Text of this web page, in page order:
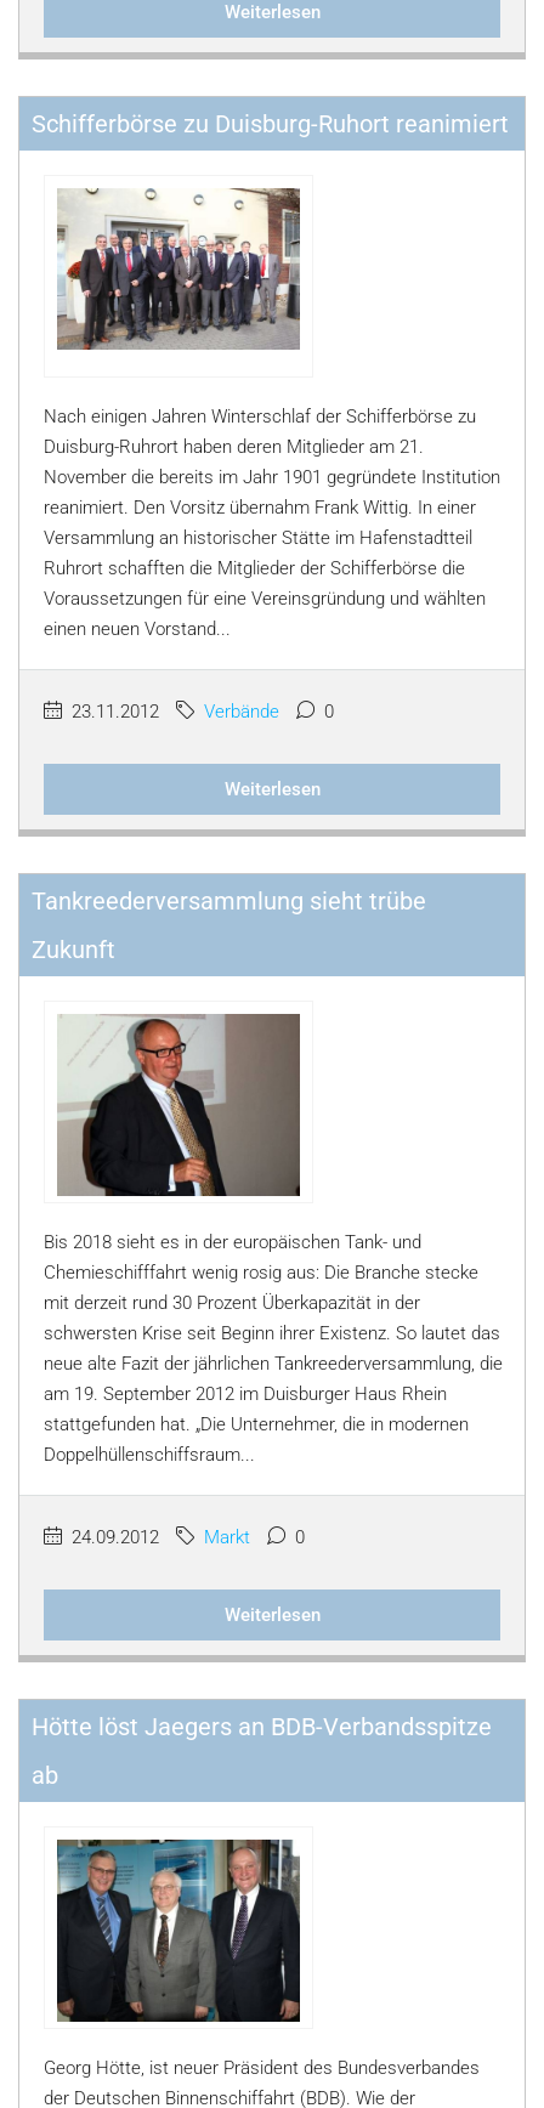
Weiterlesen
Schifferbörse zu Duisburg-Ruhort reanimiert
Nach einigen Jahren Winterschlaf der Schifferbörse zu
Duisburg-Ruhrort haben deren Mitglieder am 21.
November die bereits im Jahr 1901 gegründete Institution
reanimiert. Den Vorsitz übernahm Frank Wittig. In einer
Versammlung an historischer Stätte im Hafenstadtteil
Ruhrort schafften die Mitglieder der Schifferbörse die
Voraussetzungen für eine Vereinsgründung und wählten
einen neuen Vorstand...
23.11.2012 Verbände 0
Weiterlesen
Tankreederversammlung sieht trübe
Zukunft
Bis 2018 sieht es in der europäischen Tank- und
Chemieschifffahrt wenig rosig aus: Die Branche stecke
mit derzeit rund 30 Prozent Überkapazität in der
schwersten Krise seit Beginn ihrer Existenz. So lautet das
neue alte Fazit der jährlichen Tankreederversammlung, die
am 19. September 2012 im Duisburger Haus Rhein
stattgefunden hat. „Die Unternehmer, die in modernen
Doppelhüllenschiffsraum...
24.09.2012 Markt 0
Weiterlesen
Hötte löst Jaegers an BDB-Verbandsspitze
ab
Georg Hötte, ist neuer Präsident des Bundesverbandes
der Deutschen Binnenschiffahrt (BDB). Wie der